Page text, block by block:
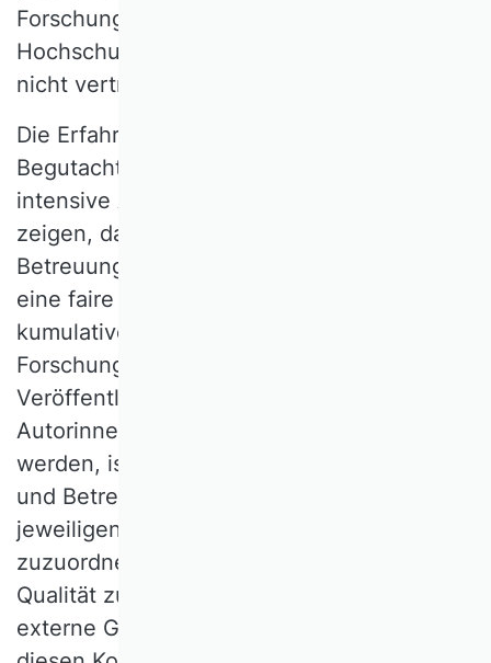
Forschung und Lehre sowie die
Hochschulautonomie werden dadurch in
nicht vertretbarer Weise eingeschränkt.
Die Erfahrung in der Betreuung und
Begutachtung und der jahrzehntelange
intensive Austausch mit Promovierenden
zeigen, dass eine enge Verbindung von
Betreuung und Begutachtung essenziell für
eine faire Bewertung ist. Gerade in
kumulativen Promotionen, bei denen
Forschungsergebnisse in
Veröffentlichungen mit mehreren Co-
Autorinnen und -Autoren eingebracht
werden, ist die Expertise der Betreuerinnen
und Betreuer unerlässlich, um die
jeweiligen individuellen Beiträge klar
zuzuordnen und die wissenschaftliche
Qualität zu bewerten. Weder können
externe Gutachterinnen und Gutachter